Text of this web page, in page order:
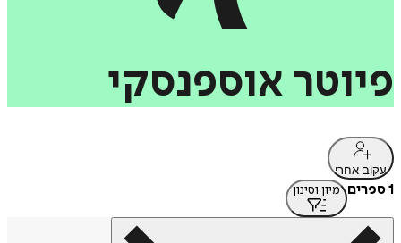
פיוטר אוספנסקי
עקוב אחרי
1 ספרים מיון וסינון